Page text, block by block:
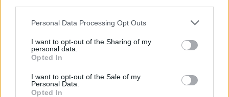
Please note that this website/app uses one or more Google
not limited to your visit or usage behaviour. You may click to
grant or deny consent to Google and its third-party tags to
use your data for below specified purposes in below Google
consent section.
Personal Data Processing Opt Outs
I want to opt-out of the Sharing of my
personal data.
Opted In
I want to opt-out of the Sale of my
Personal Data.
Opted In
TEMI: Asl Gallura
Chirurgia Robotica Olbia
Franco Cudoni
Notizie Olbia Sebastiano Cudoni
Entra nel canale telegram di
GalluraOggi.it